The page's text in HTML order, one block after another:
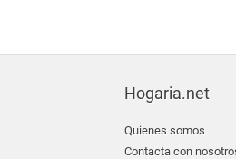
Hogaria.net
Quienes somos
Contacta con